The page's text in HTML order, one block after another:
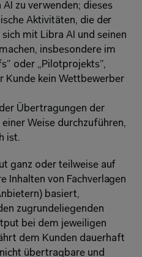
zu verwenden; dieses
Aktivitäten, die der
mit Libra AI und seinen
insbesondere im
oder „Pilotprojekts”,
Kunde kein Wettbewerber
Übertragungen der
Weise durchzuführen,
ist.
ganz oder teilweise auf
Inhalten von Fachverlagen
basiert,
zugrundeliegenden
bei dem jeweiligen
dem Kunden dauerhaft
übertragbare und